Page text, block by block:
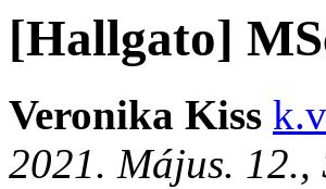
[Hallgato]
Veronika Kiss
2021. Május. 12.,